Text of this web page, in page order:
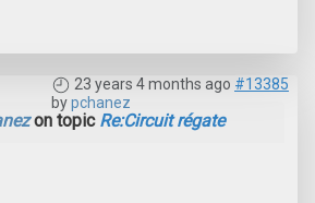
23 years 4 months ago #13385
bypchanez
on topic Re:Circuit régate